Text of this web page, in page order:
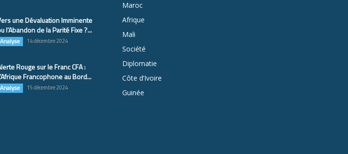
une Dévaluation Imminente
l’Abandon de la Parité Fixe ?...
Analyse 14 décembre 2024
Rouge sur le Franc CFA :
Francophone au Bord...
Analyse 15 décembre 2024
Maroc
Afrique
Mali
Société
Diplomatie
Côte d’Ivoire
Guinée